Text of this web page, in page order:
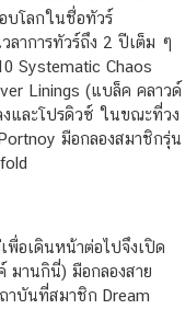
บโลกในชื่อทัวร์
ลาการทัวร์ถึง 2 ปีเต็ม ๆ
Systematic Chaos
Linings (แบล็ค คลาวด์
และโปรดิวซ์ ในขณะที่วง
มือกลองสมาชิกรุ่น
พื่อเดินหน้าต่อไปจึงเปิด
มานกินี่) มือกลองสาย
าบันที่สมาชิก Dream